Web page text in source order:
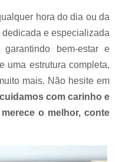
Veterinária para
Veterinária para Gatos
para Animais
para Cachorro
para Cachorro São Paulo
Laboratoriais para
hora do dia ou da
e especializada
bem-estar e
uma estrutura completa,
mais. Não hesite em
com carinho e
o melhor, conte